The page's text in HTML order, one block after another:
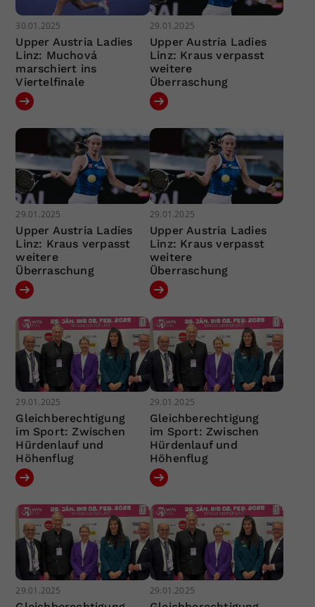
30.01.2025
Upper Austria Ladies
Linz: Muchová
marschiert ins
Viertelfinale
29.01.2025
Upper Austria Ladies
Linz: Kraus verpasst
weitere
Überraschung
29.01.2025
Upper Austria Ladies
Linz: Kraus verpasst
weitere
Überraschung
29.01.2025
Upper Austria Ladies
Linz: Kraus verpasst
weitere
Überraschung
29.01.2025
Gleichberechtigung
im Sport: Zwischen
Hürdenlauf und
Höhenflug
29.01.2025
Gleichberechtigung
im Sport: Zwischen
Hürdenlauf und
Höhenflug
29.01.2025 29.01.2025